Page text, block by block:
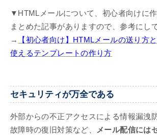
▼HTMLメールについて、初心者向けに
まとめた記事がありますので、参考にし
→
【初心者向け】HTMLメールの送り方
使えるテンプレートの作り方
セキュリティが万全である
外部からの不正アクセスによる情報漏洩
故障時の復旧対策など、
メール配信には